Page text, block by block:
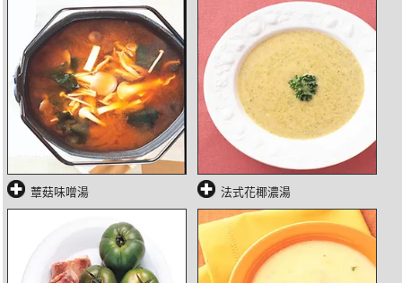
蕈菇味噌湯 法式花椰濃湯